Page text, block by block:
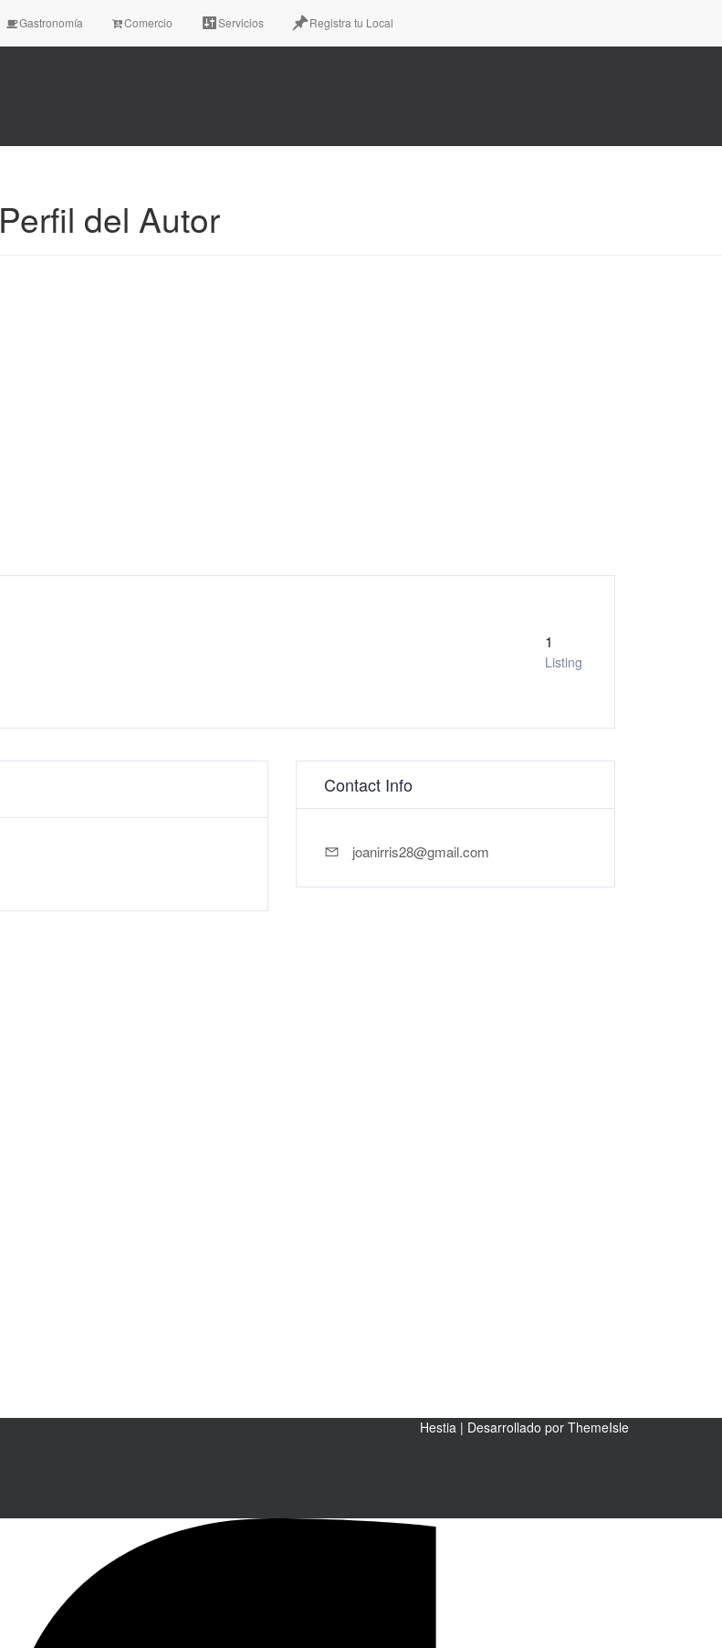
Gastronomía Comercio Servicios Registra tu Local
Perfil del Autor
1
Listing
Contact Info
joanirris28@gmail.com
Hestia | Desarrollado por ThemeIsle